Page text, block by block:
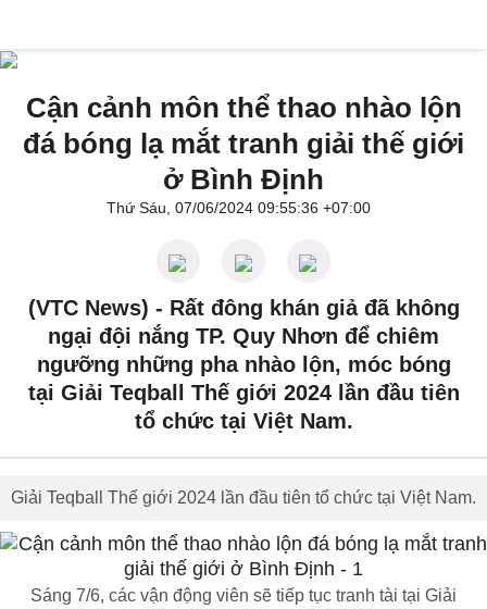
Cận cảnh môn thể thao nhào lộn
đá bóng lạ mắt tranh giải thế giới
ở Bình Định
Thứ Sáu, 07/06/2024 09:55:36 +07:00
(VTC News) - Rất đông khán giả đã không
ngại đội nắng TP. Quy Nhơn để chiêm
ngưỡng những pha nhào lộn, móc bóng
tại Giải Teqball Thế giới 2024 lần đầu tiên
tổ chức tại Việt Nam.
Giải Teqball Thế giới 2024 lần đầu tiên tổ chức tại Việt Nam.
Sáng 7/6, các vận động viên sẽ tiếp tục tranh tài tại Giải